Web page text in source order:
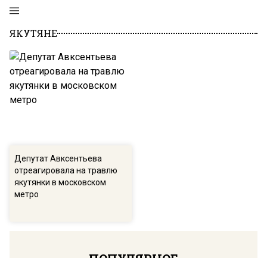
ЯКУТЯНЕ
Депутат Авксентьева
отреагировала на травлю
якутянки в московском
метро